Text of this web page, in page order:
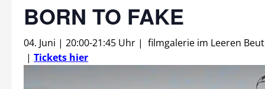
BORN TO FAKE
04. Juni | 20:00-21:45 Uhr | filmgalerie im Leeren
| Tickets hier